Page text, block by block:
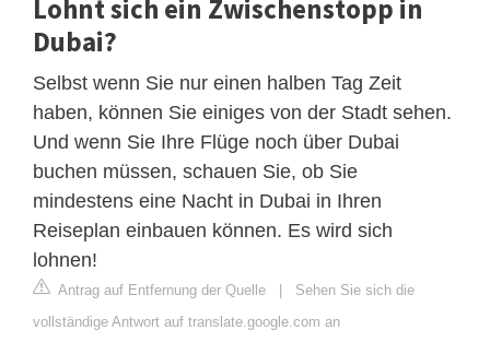
Lohnt sich ein Zwischenstopp in
Dubai?
Selbst wenn Sie nur einen halben Tag Zeit
haben, können Sie einiges von der Stadt sehen.
Und wenn Sie Ihre Flüge noch über Dubai
buchen müssen, schauen Sie, ob Sie
mindestens eine Nacht in Dubai in Ihren
Reiseplan einbauen können. Es wird sich
lohnen!
Antrag auf Entfernung der Quelle | Sehen Sie sich die
vollständige Antwort auf translate.google.com an